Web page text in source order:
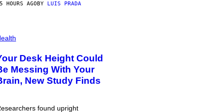
HOURS AGOBY LUIS PRADA
Desk Height Could
Messing With Your
New Study Finds
found upright